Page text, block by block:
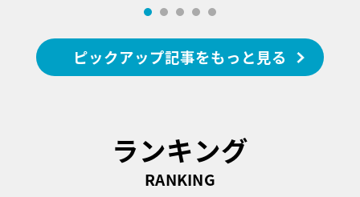
ピックアップ記事をもっと見る
ランキング
RANKING